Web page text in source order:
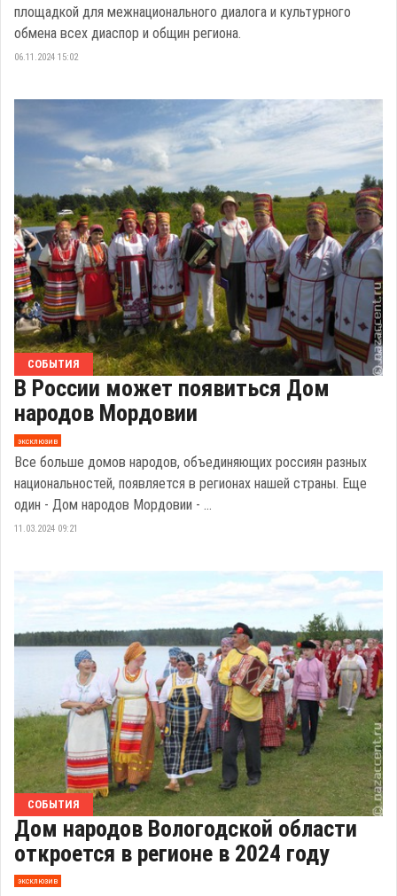
площадкой для межнационального диалога и культурного
обмена всех диаспор и общин региона.
06.11.2024 15:02
СОБЫТИЯ
В России может появиться Дом
народов Мордовии
эксклюзив
Все больше домов народов, объединяющих россиян разных
национальностей, появляется в регионах нашей страны. Еще
один - Дом народов Мордовии - ...
11.03.2024 09:21
СОБЫТИЯ
Дом народов Вологодской области
откроется в регионе в 2024 году
эксклюзив